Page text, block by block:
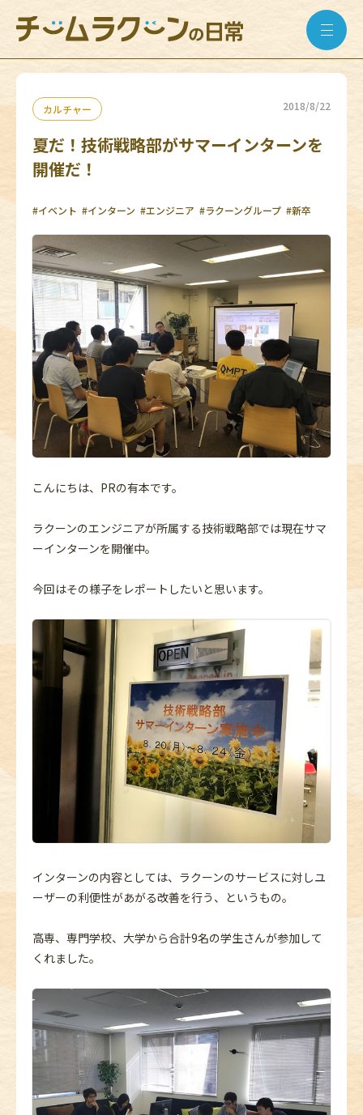
カルチャー 2018/8/22
夏だ！技術戦略部がサマーインターンを
開催だ！
#イベント #インターン #エンジニア #ラクーングループ #新卒
こんにちは、PRの有本です。
ラクーンのエンジニアが所属する技術戦略部では現在サマ
ーインターンを開催中。
今回はその様子をレポートしたいと思います。
インターンの内容としては、ラクーンのサービスに対しユ
ーザーの利便性があがる改善を行う、というもの。
高専、専門学校、大学から合計9名の学生さんが参加して
くれました。